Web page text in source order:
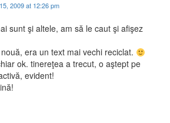
2009 at 12:26 pm
sunt şi altele, am să le caut şi afişez
era un text mai vechi reciclat.
ok. tinereţea a trecut, o aştept pe
evident!